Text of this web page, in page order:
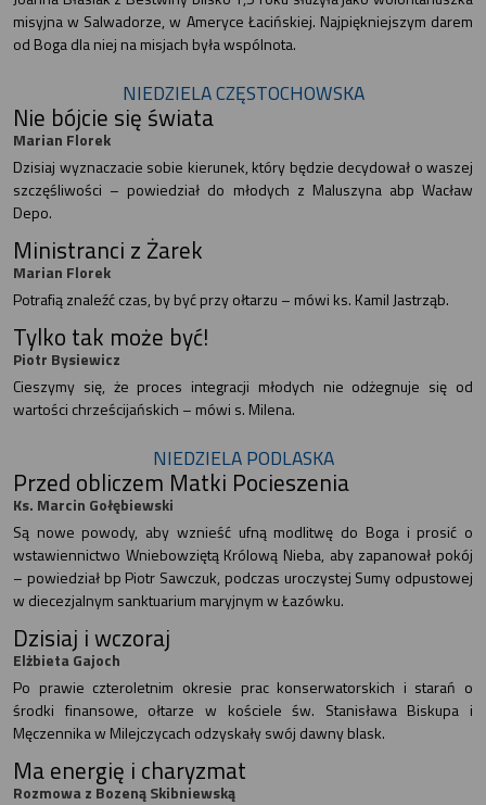
misyjna w Salwadorze, w Ameryce Łacińskiej. Najpiękniejszym darem
od Boga dla niej na misjach była wspólnota.
NIEDZIELA CZĘSTOCHOWSKA
Nie bójcie się świata
Marian Florek
Dzisiaj wyznaczacie sobie kierunek, który będzie decydował o waszej
szczęśliwości – powiedział do młodych z Maluszyna abp Wacław
Depo.
Ministranci z Żarek
Marian Florek
Potrafią znaleźć czas, by być przy ołtarzu – mówi ks. Kamil Jastrząb.
Tylko tak może być!
Piotr Bysiewicz
Cieszymy się, że proces integracji młodych nie odżegnuje się od
wartości chrześcijańskich – mówi s. Milena.
NIEDZIELA PODLASKA
Przed obliczem Matki Pocieszenia
Ks. Marcin Gołębiewski
Są nowe powody, aby wznieść ufną modlitwę do Boga i prosić o
wstawiennictwo Wniebowziętą Królową Nieba, aby zapanował pokój
– powiedział bp Piotr Sawczuk, podczas uroczystej Sumy odpustowej
w diecezjalnym sanktuarium maryjnym w Łazówku.
Dzisiaj i wczoraj
Elżbieta Gajoch
Po prawie czteroletnim okresie prac konserwatorskich i starań o
środki finansowe, ołtarze w kościele św. Stanisława Biskupa i
Męczennika w Milejczycach odzyskały swój dawny blask.
Ma energię i charyzmat
Rozmowa z Bozeną Skibniewską